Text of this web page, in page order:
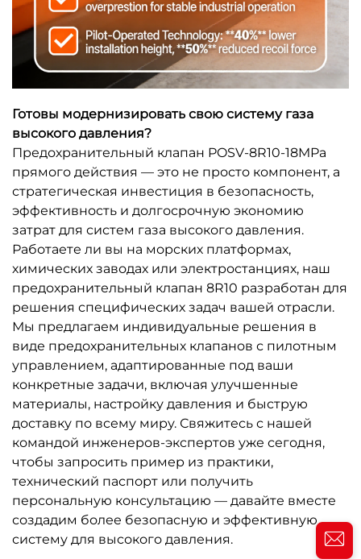
Готовы модернизировать свою систему газа
высокого давления?
Предохранительный клапан POSV-8R10-18MPa
прямого действия — это не просто компонент, а
стратегическая инвестиция в безопасность,
эффективность и долгосрочную экономию
затрат для систем газа высокого давления.
Работаете ли вы на морских платформах,
химических заводах или электростанциях, наш
предохранительный клапан 8R10 разработан для
решения специфических задач вашей отрасли.
Мы предлагаем индивидуальные решения в
виде предохранительных клапанов с пилотным
управлением, адаптированные под ваши
конкретные задачи, включая улучшенные
материалы, настройку давления и быструю
доставку по всему миру. Свяжитесь с нашей
командой инженеров-экспертов уже сегодня,
чтобы запросить пример из практики,
технический паспорт или получить
персональную консультацию — давайте вместе
создадим более безопасную и эффективную
систему для высокого давления.